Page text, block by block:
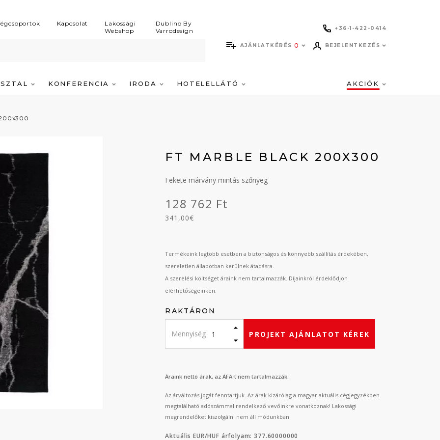
Kapcsolat
Lakossági
Webshop
Dublino By
Varrodesign
+36-1-422-0414
AJÁNLATKÉRÉS 0 BEJELENTKEZÉS
KONFERENCIA IRODA HOTELELLÁTÓ AKCIÓK
FT MARBLE BLACK 200X300
Fekete márvány mintás szőnyeg
128 762 Ft
341,00€
Termékeink legtöbb esetben a biztonságos és könnyebb szállítás érdekében,
szereletlen állapotban kerülnek átadásra.
A szerelési költséget áraink nem tartalmazzák. Díjainkról érdeklődjön
elérhetőségeinken.
RAKTÁRON
Mennyiség PROJEKT AJÁNLATOT KÉREK
Áraink nettó árak, az ÁFA-t nem tartalmazzák.
Az árváltozás jogát fenntartjuk. Az árak kizárólag a magyar aktuális cégjegyzékben
megtalálható adószámmal rendelkező vevőinkre vonatkoznak! Lakossági
megrendelőket kiszolgálni nem áll módunkban.
Aktuális EUR/HUF árfolyam: 377.60000000